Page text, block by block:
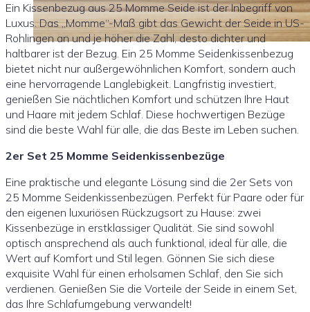
Ein Kissenbezug aus 25 Momme Seide ist der Inbegriff von
Luxus. Das „Momme“-Maß gibt das Gewicht der Seide in US-
Rohlingen an und je höher die Zahl, desto dichter und
haltbarer ist der Bezug. Ein 25 Momme Seidenkissenbezug
bietet nicht nur außergewöhnlichen Komfort, sondern auch
eine hervorragende Langlebigkeit. Langfristig investiert,
genießen Sie nächtlichen Komfort und schützen Ihre Haut
und Haare mit jedem Schlaf. Diese hochwertigen Bezüge
sind die beste Wahl für alle, die das Beste im Leben suchen.
2er Set 25 Momme Seidenkissenbezüge
Eine praktische und elegante Lösung sind die 2er Sets von
25 Momme Seidenkissenbezügen. Perfekt für Paare oder für
den eigenen luxuriösen Rückzugsort zu Hause: zwei
Kissenbezüge in erstklassiger Qualität. Sie sind sowohl
optisch ansprechend als auch funktional, ideal für alle, die
Wert auf Komfort und Stil legen. Gönnen Sie sich diese
exquisite Wahl für einen erholsamen Schlaf, den Sie sich
verdienen. Genießen Sie die Vorteile der Seide in einem Set,
das Ihre Schlafumgebung verwandelt!